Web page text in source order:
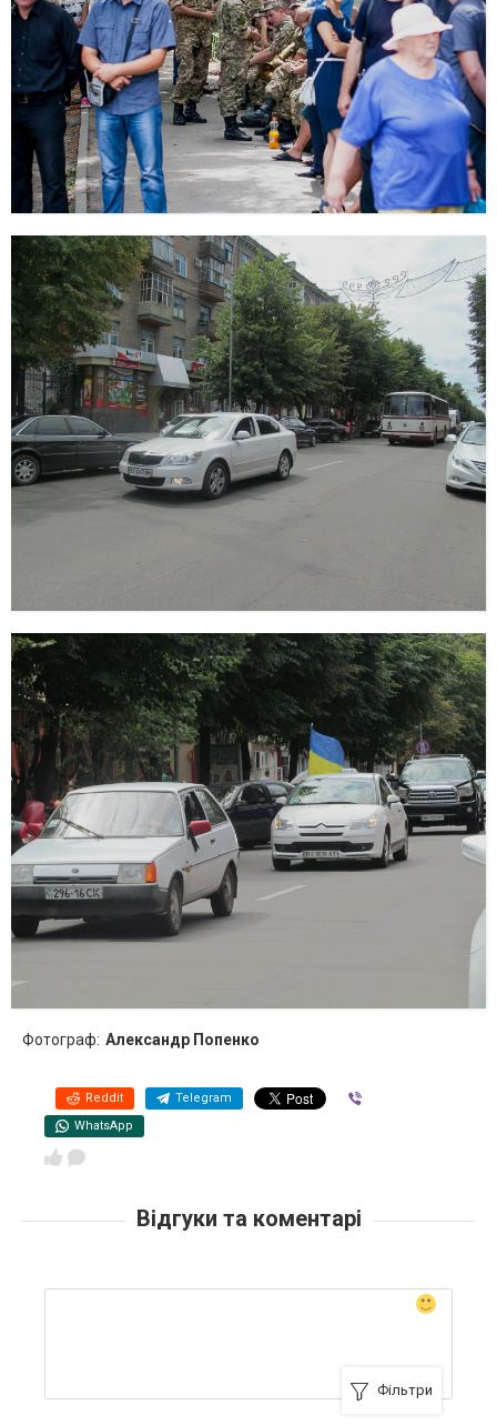
Фотограф: Александр Попенко
Reddit Telegram
WhatsApp
Відгуки та коментарі
Фільтри